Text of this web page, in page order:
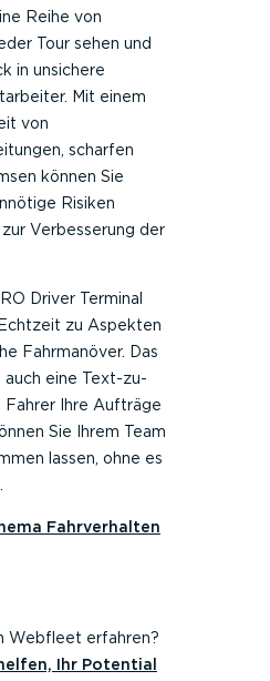
Reihe von
Tour sehen und
in unsichere
Mit einem
von
scharfen
können Sie
Risiken
Verbesserung der
Driver Terminal
zu Aspekten
Fahrmanöver. Das
auch eine Text-zu-
Fahrer Ihre Aufträge
Sie Ihrem Team
lassen, ohne es
Fahrverhalten
Webfleet erfahren?
Ihr Potential